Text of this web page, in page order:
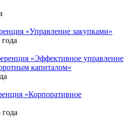
«Управление закупками»
«Эффективное управление
капиталом»
«Корпоративное
года